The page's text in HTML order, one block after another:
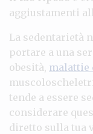
aggiustamenti
La sedentarietà
portare a una
obesità, malattie
tende a essere
considerare
diretto sulla tua